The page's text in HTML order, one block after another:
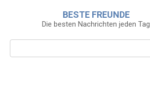
BESTE FREUNDE
Die besten Nachrichten jeden Tag
Search: